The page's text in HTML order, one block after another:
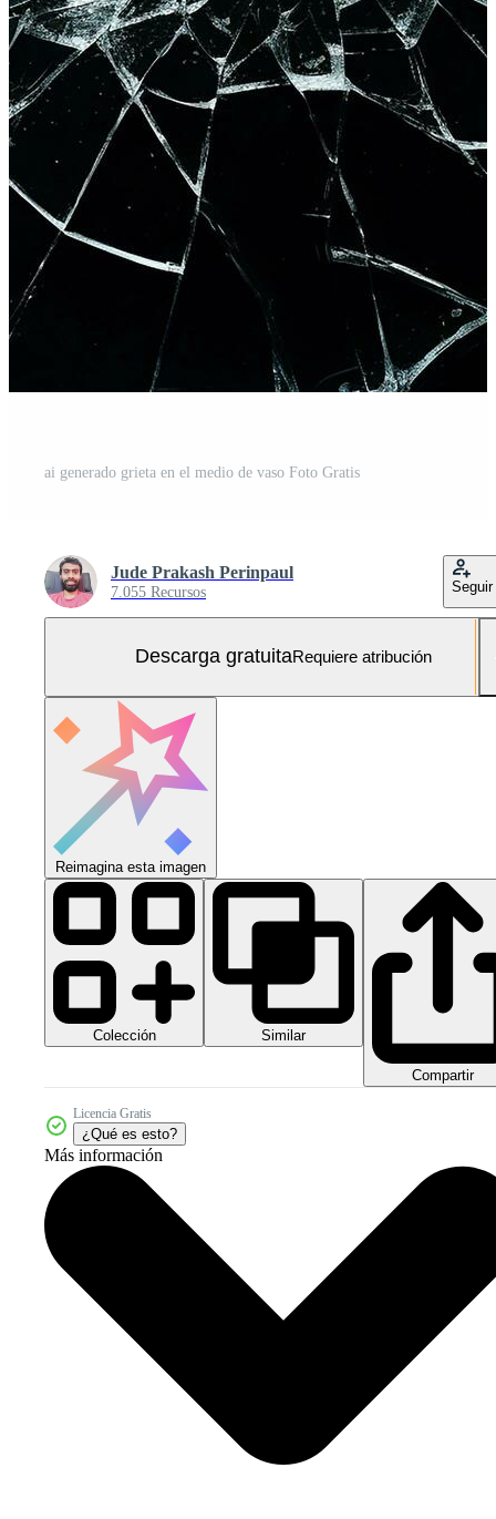
ai generado grieta en el medio de vaso Foto Gratis
Jude Prakash Perinpaul
7.055 Recursos Seguir
Descarga gratuitaRequiere atribución
Reimagina esta imagen
Colección Similar
Compartir
Licencia Gratis
¿Qué es esto?
Más información